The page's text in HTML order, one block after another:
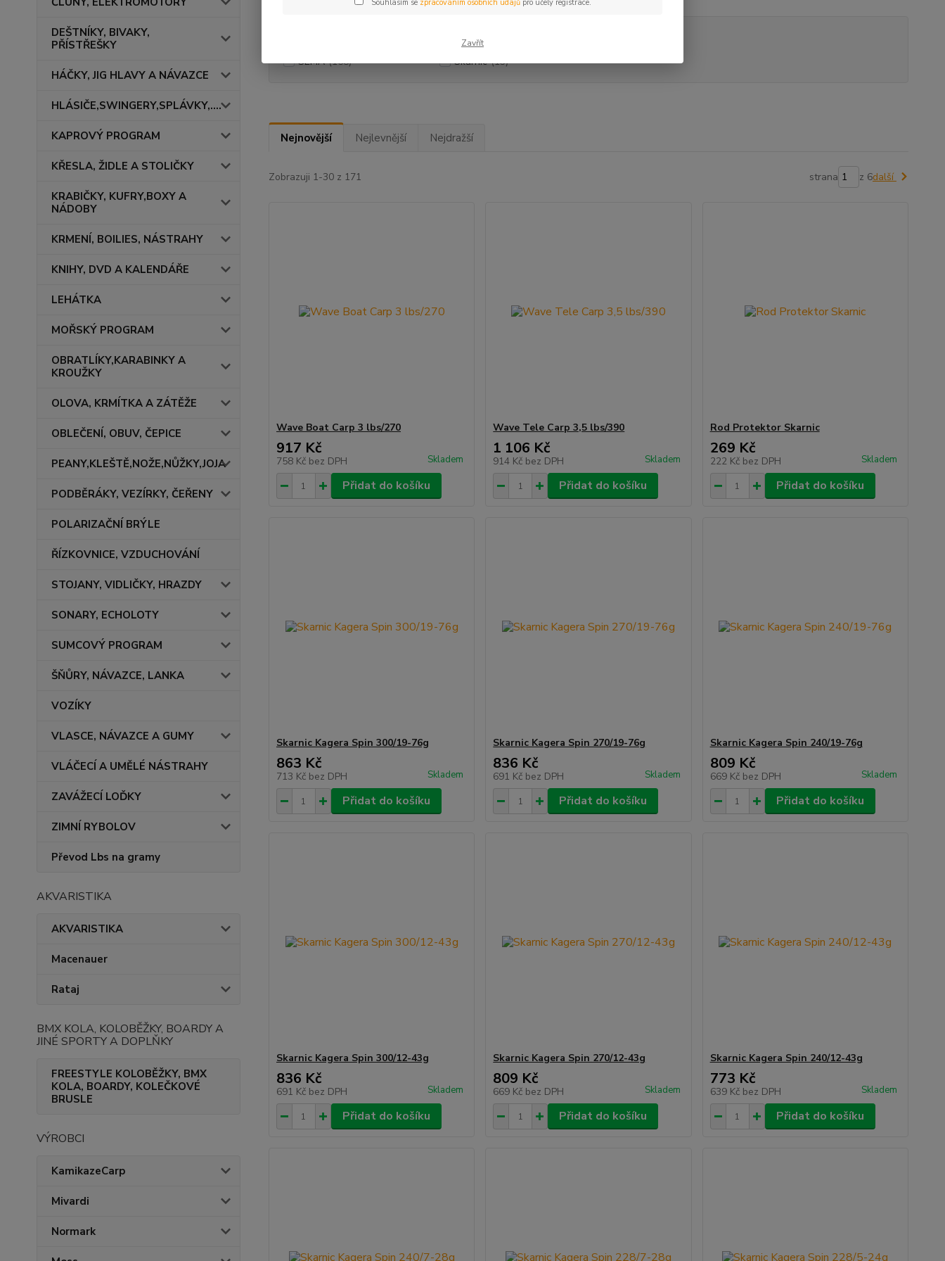
DEŠTNÍKY, BIVAKY,
PŘÍSTŘEŠKY
HÁČKY, JIG HLAVY A NÁVAZCE
HLÁSIČE,SWINGERY,SPLÁVKY,....
KAPROVÝ PROGRAM
KŘESLA, ŽIDLE A STOLIČKY
KRABIČKY, KUFRY,BOXY A
NÁDOBY
KRMENÍ, BOILIES, NÁSTRAHY
KNIHY, DVD A KALENDÁŘE
LEHÁTKA
MOŘSKÝ PROGRAM
OBRATLÍKY,KARABINKY A
KROUŽKY
OLOVA, KRMÍTKA A ZÁTĚŽE
OBLEČENÍ, OBUV, ČEPICE
PEANY,KLEŠTĚ,NOŽE,NŮŽKY,JOJA
PODBĚRÁKY, VEZÍRKY, ČEŘENY
POLARIZAČNÍ BRÝLE
ŘÍZKOVNICE, VZDUCHOVÁNÍ
STOJANY, VIDLIČKY, HRAZDY
SONARY, ECHOLOTY
SUMCOVÝ PROGRAM
ŠŇŮRY, NÁVAZCE, LANKA
VOZÍKY
VLASCE, NÁVAZCE A GUMY
VLÁČECÍ A UMĚLÉ NÁSTRAHY
ZAVÁŽECÍ LOĎKY
ZIMNÍ RYBOLOV
Převod Lbs na gramy
AKVARISTIKA
AKVARISTIKA
Macenauer
Rataj
BMX KOLA, KOLOBĚŽKY, BOARDY A
JINÉ SPORTY A DOPLŇKY
FREESTYLE KOLOBĚŽKY, BMX
KOLA, BOARDY, KOLEČKOVÉ
BRUSLE
VÝROBCI
KamikazeCarp
Mivardi
Normark
SEMA (158) Skarnic (13)
Nejnovější Nejlevnější Nejdražší
Zobrazuji 1-30 z 171 strana z 6další
Wave Boat Carp 3 lbs/270
917 Kč
758 Kč bez DPH Skladem
Přidat do košíku
Wave Tele Carp 3,5 lbs/390
1 106 Kč
914 Kč bez DPH Skladem
Přidat do košíku
Rod Protektor Skarnic
269 Kč
222 Kč bez DPH Skladem
Přidat do košíku
Skarnic Kagera Spin 300/19-76g
863 Kč
713 Kč bez DPH Skladem
Přidat do košíku
Skarnic Kagera Spin 270/19-76g
836 Kč
691 Kč bez DPH Skladem
Přidat do košíku
Skarnic Kagera Spin 240/19-76g
809 Kč
669 Kč bez DPH Skladem
Přidat do košíku
Skarnic Kagera Spin 300/12-43g
836 Kč
691 Kč bez DPH Skladem
Přidat do košíku
Skarnic Kagera Spin 270/12-43g
809 Kč
669 Kč bez DPH Skladem
Přidat do košíku
Skarnic Kagera Spin 240/12-43g
773 Kč
639 Kč bez DPH Skladem
Přidat do košíku
Souhlasím se zpracováním osobních údajůpro účely registrace.
Zavřít